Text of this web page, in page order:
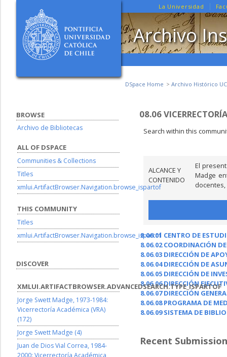
La Universidad
Archivo
DSpace Home Archivo Histórico UC
08.06
Search within this
ALCANCE Y
CONTENIDO
El
Madge
8.06.01 CENTRO DE
8.06.02 COORDINACIÓN
8.06.03 DIRECCIÓN DE
8.06.04 DIRECCIÓN DE
8.06.05 DIRECCIÓN DE
8.06.06 DIRECCIÓN
8.06.07 DIRECCIÓN
8.06.08 PROGRAMA DE
8.06.09 SISTEMA DE
Recent
BROWSE
Archivo de Bibliotecas
ALL OF DSPACE
Communities & Collections
Titles
xmlui.ArtifactBrowser.Navigation.browse_ispartof
THIS COMMUNITY
Titles
xmlui.ArtifactBrowser.Navigation.browse_ispartof
DISCOVER
XMLUI.ARTIFACTBROWSER.ADVANCEDSEARCH.TYPE_ISPARTOF
Jorge Swett Madge, 1973-1984:
Vicerrectoría Académica (VRA)
(172)
Jorge Swett Madge (4)
Juan de Dios Vial Correa, 1984-
2000: Vicerrectoría Académica